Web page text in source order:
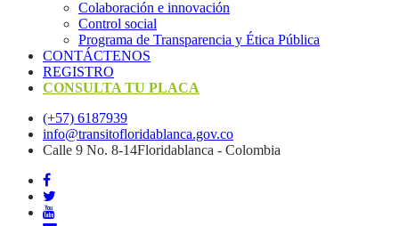
Colaboración e innovación
Control social
Programa de Transparencia y Ética Pública
CONTÁCTENOS
REGISTRO
CONSULTA TU PLACA
(+57) 6187939
info@transitofloridablanca.gov.co
Calle 9 No. 8-14Floridablanca - Colombia